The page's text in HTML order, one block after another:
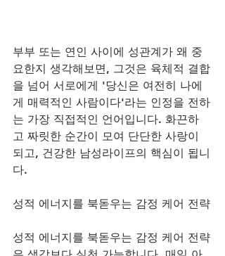
부부 또는 연인 사이에 성관계가 왜 중
요한지 생각해보면, 그것은 육체적 결합
을 넘어 서로에게 '당신은 여전히 나에
게 매력적인 사람이다'라는 인정을 전하
는 가장 직접적인 언어입니다. 화끈하
고 짜릿한 순간이 모여 단단한 사랑이
되고, 건강한 남성라이프의 핵심이 됩니
다.
성적 에너지를 북돋우는 감정 케어 전략
성적 에너지를 북돋우는 감정 케어 전략